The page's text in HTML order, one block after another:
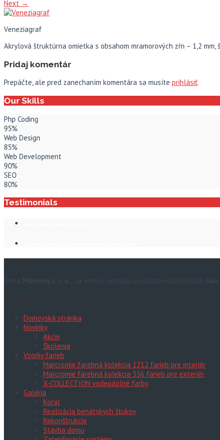
Next →
Veneziagraf
Akrylová štruktúrna omietka s obsahom mramorových zŕn – 1,2 mm,
Pridaj komentár
Prepáčte, ale pred zanechaním komentára sa musíte prihlásiť.
Our Skills
Php Coding
95%
Web Design
85%
Web Development
90%
SEO
80%
Testimonials
Firma Marcony s. r. o., sa venuje predaju produktov spoločnosti San
Domovská stránka
Novinky
Akcie
Školenia
Vzorky farieb
Marcromie farebná kolekcia 1212 farieb pre interiér
Marcromie farebná kolekcia 336 farieb pre exteriér
X-COLLECTION vodeodolné farby
Galéria
Koral
Realizácia benátskych štukov
Rekonštrukcie
Stavba domu